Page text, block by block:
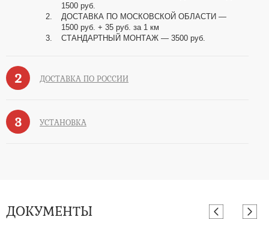
1500 руб.
ДОСТАВКА ПО МОСКОВСКОЙ ОБЛАСТИ —
1500 руб. + 35 руб. за 1 км
СТАНДАРТНЫЙ МОНТАЖ — 3500 руб.
2 ДОСТАВКА ПО РОССИИ
3 УСТАНОВКА
ДОКУМЕНТЫ